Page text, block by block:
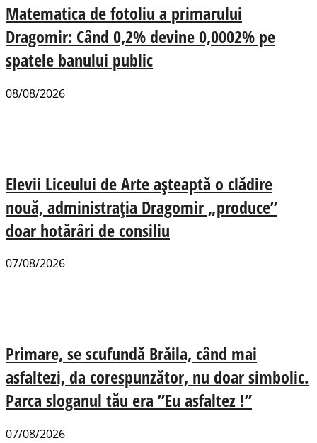
Matematica de fotoliu a primarului
Dragomir: Când 0,2% devine 0,0002% pe
spatele banului public
08/08/2026
Elevii Liceului de Arte așteaptă o clădire
nouă, administrația Dragomir „produce”
doar hotărâri de consiliu
07/08/2026
Primare, se scufundă Brăila, când mai
asfaltezi, da corespunzător, nu doar simbolic.
Parca sloganul tău era ”Eu asfaltez !”
07/08/2026